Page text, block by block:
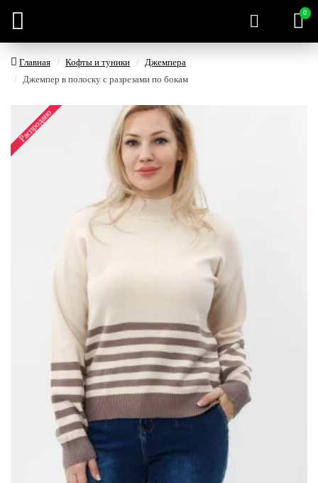
0
Главная Кофты и туники
Джемпера
Джемпер в полоску с разрезами по бокам
Распродано